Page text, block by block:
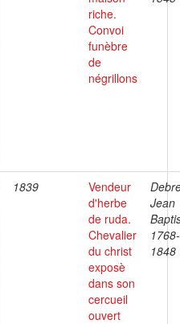
riche.
Convoi
funèbre
de
négrillons
1839
Vendeur
d'herbe
de ruda.
Chevalier
du christ
exposè
dans son
cercueil
ouvert
Jean
1768-
1848